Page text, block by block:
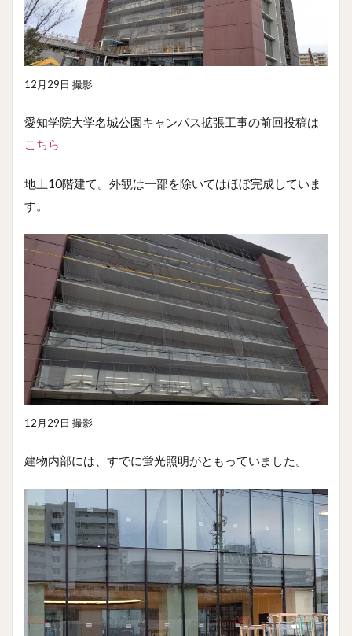
12月29日 撮影
愛知学院大学名城公園キャンパス拡張工事の前回投稿は
こちら
地上10階建て。外観は一部を除いてはほぼ完成していま
す。
12月29日 撮影
建物内部には、すでに蛍光照明がともっていました。